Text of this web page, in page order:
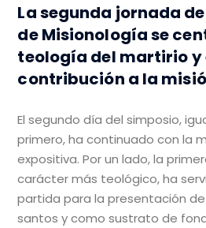
La segunda jornada
de Misionología se
teología del martirio y
contribución a la
El segundo día del simposio,
primero, ha continuado con la
expositiva. Por un lado, la
carácter más teológico, ha
partida para la presentación
santos y como sustrato de